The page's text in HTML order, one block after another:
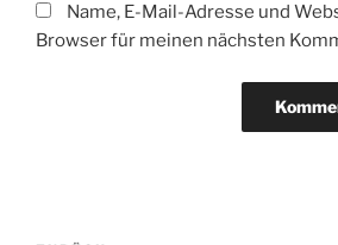
Name, E-Mail-Adresse und
Browser für meinen nächsten
Beitragsnavigation